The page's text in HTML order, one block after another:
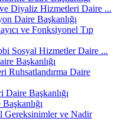
Diyaliz Hizmetleri Daire ...
Daire Başkanlığı
ve Fonksiyonel Tıp
Sosyal Hizmetler Daire ...
Başkanlığı
Ruhsatlandırma Daire
Başkanlığı
Gereksinimler ve Nadir